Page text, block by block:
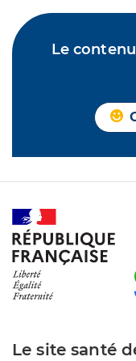
Le
Le site santé